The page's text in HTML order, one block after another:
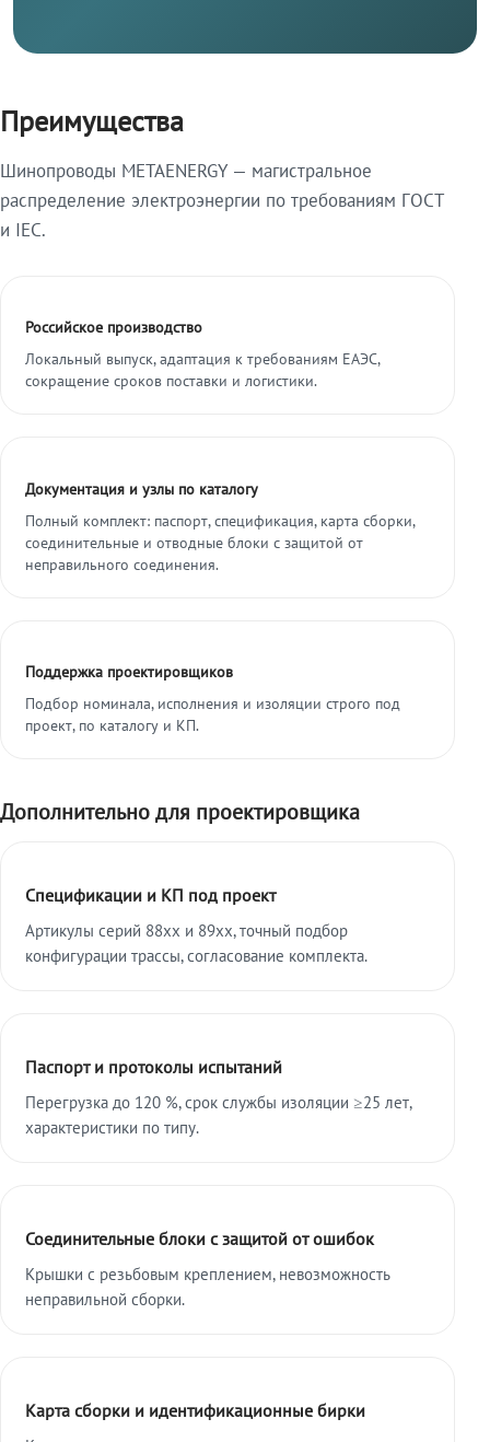
Преимущества
Шинопроводы METAENERGY — магистральное
распределение электроэнергии по требованиям ГОСТ
и IEC.
Российское производство
Локальный выпуск, адаптация к требованиям ЕАЭС,
сокращение сроков поставки и логистики.
Документация и узлы по каталогу
Полный комплект: паспорт, спецификация, карта сборки,
соединительные и отводные блоки с защитой от
неправильного соединения.
Поддержка проектировщиков
Подбор номинала, исполнения и изоляции строго под
проект, по каталогу и КП.
Дополнительно для проектировщика
Спецификации и КП под проект
Артикулы серий 88xx и 89xx, точный подбор
конфигурации трассы, согласование комплекта.
Паспорт и протоколы испытаний
Перегрузка до 120 %, срок службы изоляции ≥25 лет,
характеристики по типу.
Соединительные блоки с защитой от ошибок
Крышки с резьбовым креплением, невозможность
неправильной сборки.
Карта сборки и идентификационные бирки